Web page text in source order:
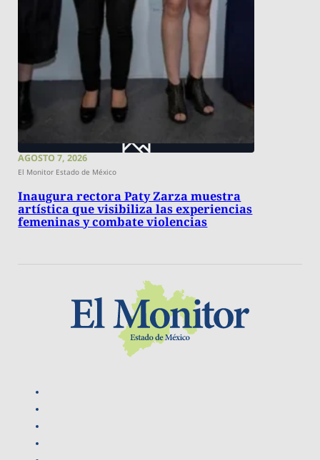
AGOSTO 7, 2026
El Monitor Estado de México
Inaugura rectora Paty Zarza muestra
artística que visibiliza las experiencias
femeninas y combate violencias